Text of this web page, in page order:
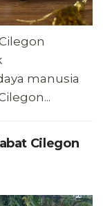
manusia
Cilegon